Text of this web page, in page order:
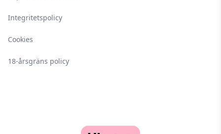
Integritetspolicy
Cookies
18-årsgräns policy